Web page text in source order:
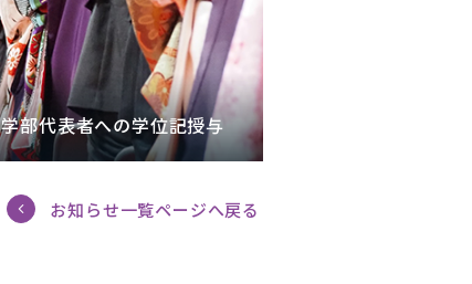
学部代表者への学位記授与
お知らせ一覧ページへ戻る